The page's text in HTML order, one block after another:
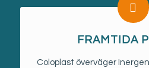
FRAMTIDA
Coloplast överväger